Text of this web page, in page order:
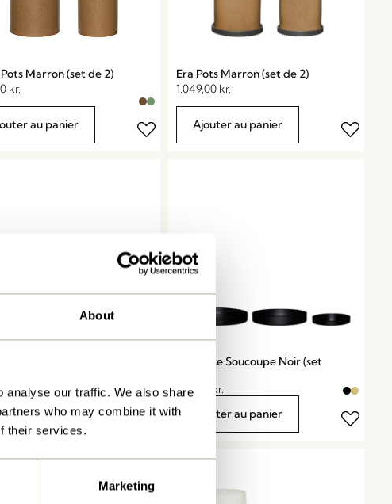
About
analyse our traffic. We also share
who may combine it with
their services.
Marketing
Marron (set de 2)
kr.
au panier
Era Pots Marron (set de 2)
1.049,00 kr.
Ajouter au panier
au panier
Embrace Soucoupe Noir (set
859,00
kr.
Ajouter au panier